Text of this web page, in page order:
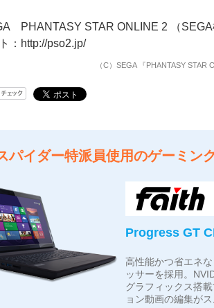
PHANTASY STAR ONLINE 2 （SEGA
： http://pso2.jp/
（C）SEGA 『PHANTASY STAR
パイダー特派員使用のゲーミン
Progress GT
高性能かつ省エネ
ッサーを採用。
グラフィックス搭
ョン動画の編集が